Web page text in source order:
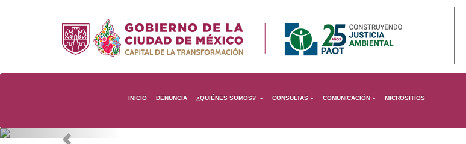
INICIO DENUNCIA ¿QUIÉNES SOMOS? CONSULTAS COMUNICACIÓN MICROSITIOS
Previous